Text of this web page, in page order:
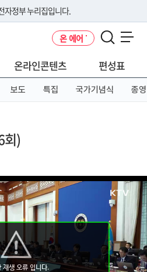
자정부 누리집입니다.
메인 주소를 사용하고 있다면 아래 URL에
온 에어
온라인콘텐츠 편성표
보도 특집 국가기념식 종영
회)